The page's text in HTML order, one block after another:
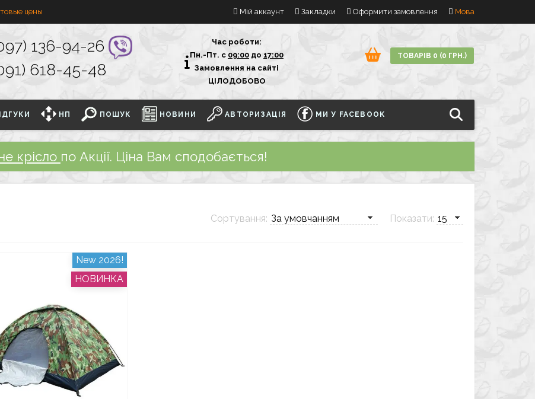
цены Мій аккаунт Закладки Оформити замовлення Мова
136-94-26
618-45-48
Час роботи:
Пн.-Пт. с 09:00 до 17:00
Замовлення на сайті
ЦІЛОДОБОВО
ТОВАРІВ 0 (0 ГРН.)
НП ПОШУК НОВИНИ АВТОРИЗАЦІЯ МИ У FACEBOOK
крісло по Акції. Ціна Вам сподобається!
Показати:
Сортування:
New 2026!
НОВИНКА